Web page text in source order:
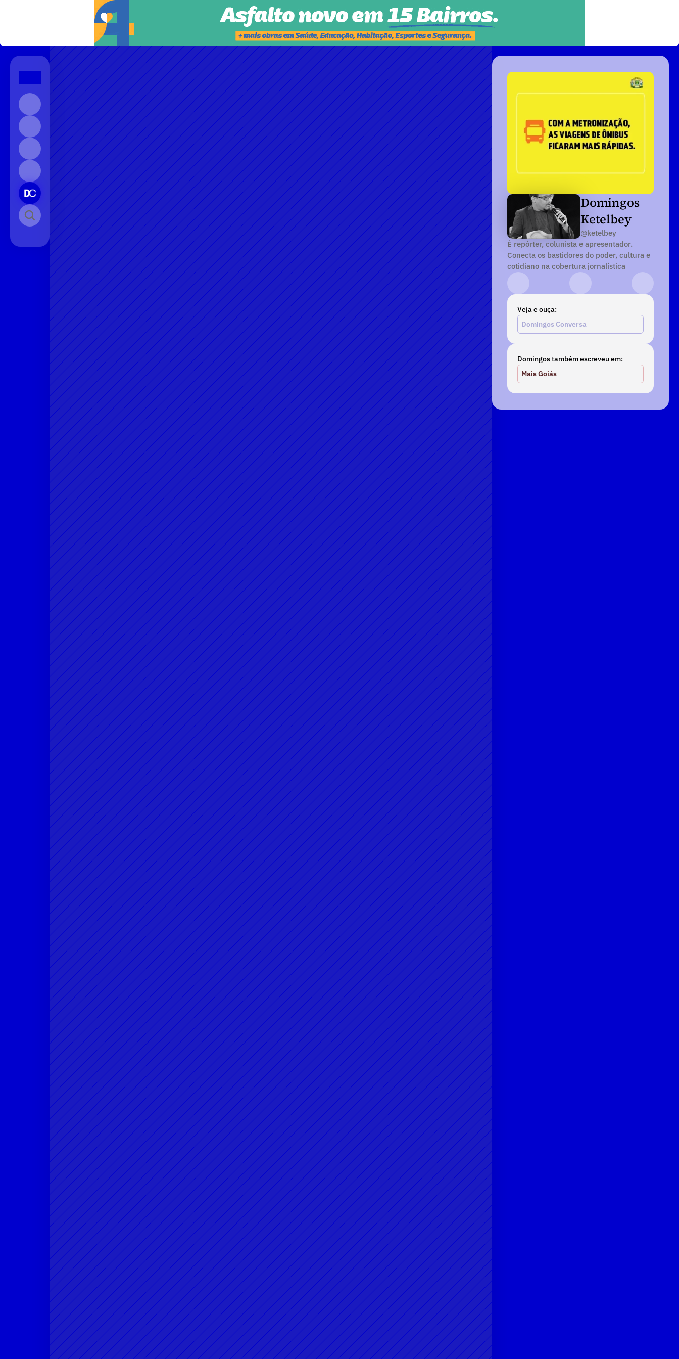
Sobre
Contato
Instagram
Pesquisar
Domingos
Ketelbey
@ketelbey
É repórter, colunista e apresentador.
Conecta os bastidores do poder, cultura e
cotidiano na cobertura jornalística
Veja e ouça:
Domingos Conversa
Domingos também escreveu em:
Mais Goiás